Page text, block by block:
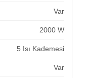
Var
2000 W
5 Isı Kademesi
Var